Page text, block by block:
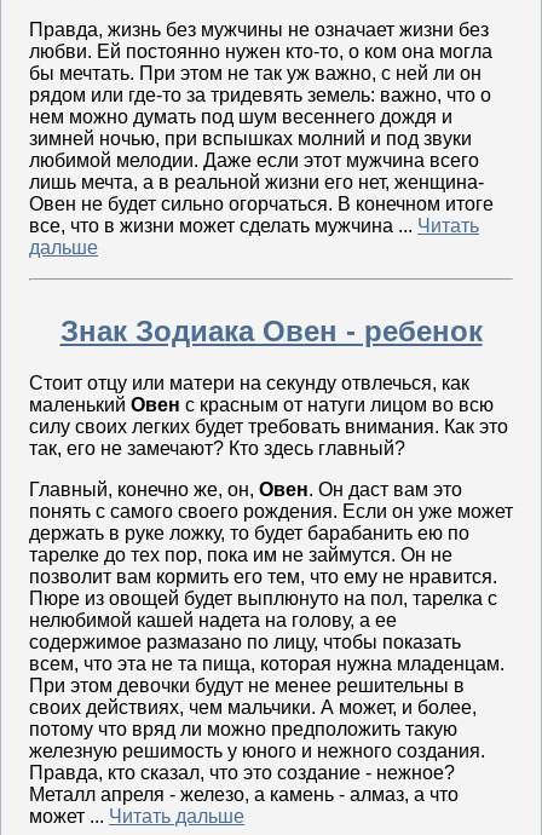
Правда, жизнь без мужчины не означает жизни без
любви. Ей постоянно нужен кто-то, о ком она могла
бы мечтать. При этом не так уж важно, с ней ли он
рядом или где-то за тридевять земель: важно, что о
нем можно думать под шум весеннего дождя и
зимней ночью, при вспышках молний и под звуки
любимой мелодии. Даже если этот мужчина всего
лишь мечта, а в реальной жизни его нет, женщина-
Овен не будет сильно огорчаться. В конечном итоге
все, что в жизни может сделать мужчина ... Читать
дальше
Знак Зодиака Овен - ребенок
Стоит отцу или матери на секунду отвлечься, как
маленький Овен с красным от натуги лицом во всю
силу своих легких будет требовать внимания. Как это
так, его не замечают? Кто здесь главный?
Главный, конечно же, он, Овен. Он даст вам это
понять с самого своего рождения. Если он уже может
держать в руке ложку, то будет барабанить ею по
тарелке до тех пор, пока им не займутся. Он не
позволит вам кормить его тем, что ему не нравится.
Пюре из овощей будет выплюнуто на пол, тарелка с
нелюбимой кашей надета на голову, а ее
содержимое размазано по лицу, чтобы показать
всем, что эта не та пища, которая нужна младенцам.
При этом девочки будут не менее решительны в
своих действиях, чем мальчики. А может, и более,
потому что вряд ли можно предположить такую
железную решимость у юного и нежного создания.
Правда, кто сказал, что это создание - нежное?
Металл апреля - железо, а камень - алмаз, а что
может ... Читать дальше